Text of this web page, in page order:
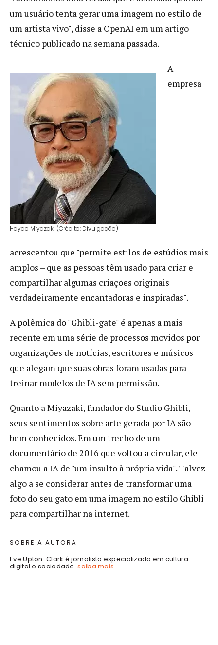
um usuário tenta gerar uma imagem no estilo de
um artista vivo", disse a OpenAI em um artigo
técnico publicado na semana passada.
Hayao Miyazaki (Crédito: Divulgação)
A
empresa
acrescentou que "permite estilos de estúdios mais
amplos – que as pessoas têm usado para criar e
compartilhar algumas criações originais
verdadeiramente encantadoras e inspiradas".
A polêmica do "Ghibli-gate" é apenas a mais
recente em uma série de processos movidos por
organizações de notícias, escritores e músicos
que alegam que suas obras foram usadas para
treinar modelos de IA sem permissão.
Quanto a Miyazaki, fundador do Studio Ghibli,
seus sentimentos sobre arte gerada por IA são
bem conhecidos. Em um trecho de um
documentário de 2016 que voltou a circular, ele
chamou a IA de "um insulto à própria vida". Talvez
algo a se considerar antes de transformar uma
foto do seu gato em uma imagem no estilo Ghibli
para compartilhar na internet.
SOBRE A AUTORA
Eve Upton-Clark é jornalista especializada em cultura
digital e sociedade.saiba mais